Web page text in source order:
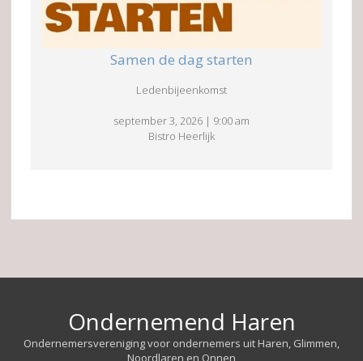
Samen de dag starten
Ledenbijeenkomst
september 3, 2026 | 9:00 am
Bistro Heerlijk
Ondernemend Haren
Ondernemersvereniging voor ondernemers uit Haren, Glimmen,
Noordlaren en Onnen